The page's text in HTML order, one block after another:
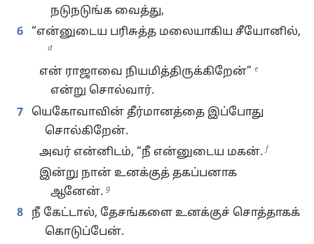
நடுநடுங்க வைத்து,
6 “என்னுடைய பரிசுத்த மலையாகிய சீயோனில்,
d
என் ராஜாவை நியமித்திருக்கிறேன்” e
என்று சொல்வார்.
7
யெகோவாவின் தீர்மானத்தை இப்போது
சொல்கிறேன்.
அவர் என்னிடம், “நீ என்னுடைய மகன். f
இன்று நான் உனக்குத் தகப்பனாக
ஆனேன். g
8
நீ கேட்டால், தேசங்களை உனக்குச் சொத்தாகக்
கொடுப்பேன்.